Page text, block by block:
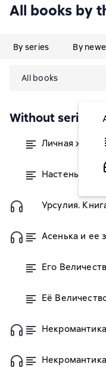
All books by
By series By
All books
Without series
Личная жизнь
Настенька и
Урсулия.
Асенька и ее
Его
Её